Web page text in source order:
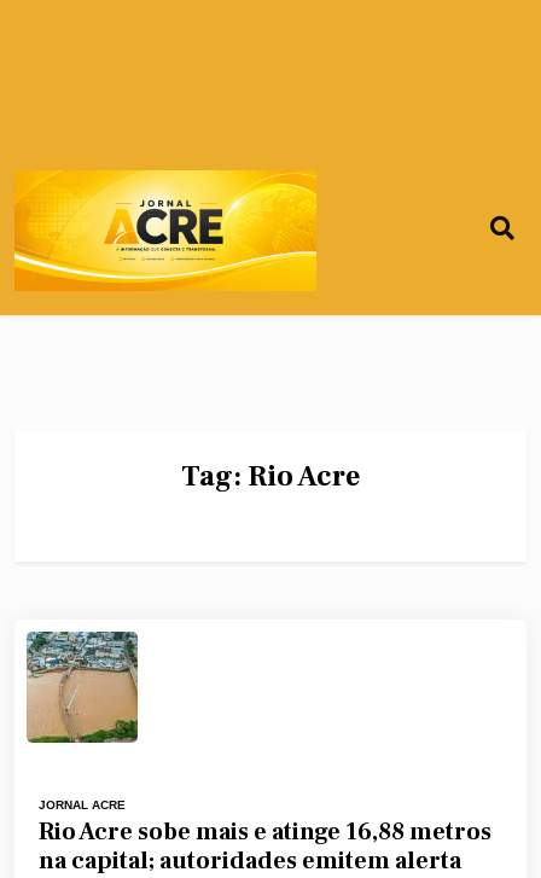
Tag: Rio Acre
JORNAL ACRE
Rio Acre sobe mais e atinge 16,88 metros
na capital; autoridades emitem alerta